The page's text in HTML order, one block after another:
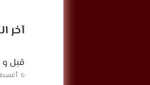
آخر
قبل و
6 أغسطس, 2026